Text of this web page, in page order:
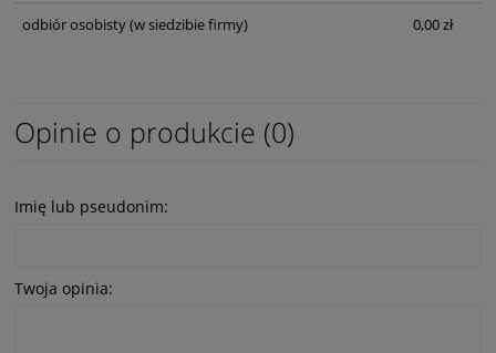
odbiór osobisty(w siedzibie firmy) 0,00 zł
Opinie o produkcie (0)
Imię lub pseudonim:
Twoja opinia: